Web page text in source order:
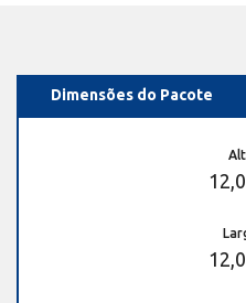
Dimensões do Pacote